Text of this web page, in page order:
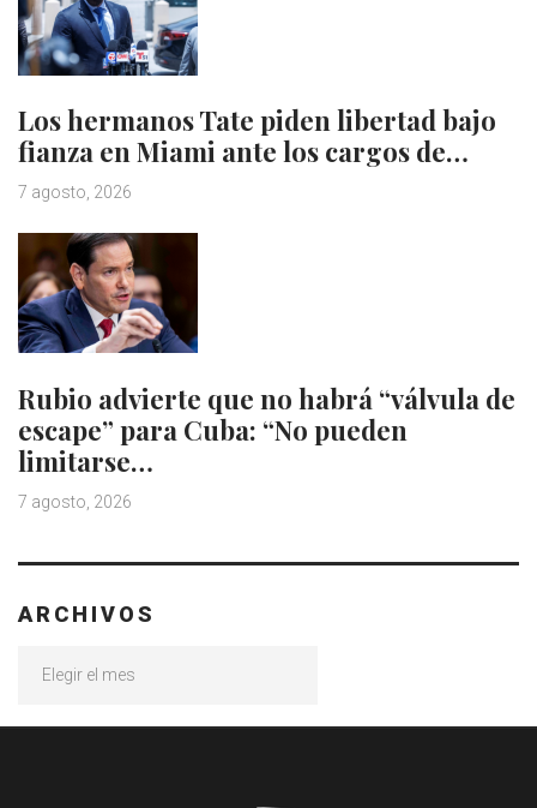
Los hermanos Tate piden libertad bajo
fianza en Miami ante los cargos de…
7 agosto, 2026
Rubio advierte que no habrá “válvula de
escape” para Cuba: “No pueden
limitarse…
7 agosto, 2026
ARCHIVOS